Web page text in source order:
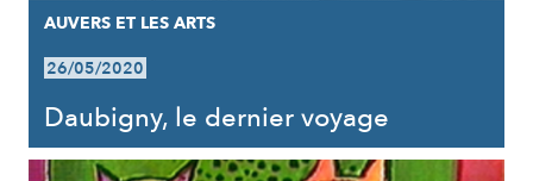
AUVERS ET LES ARTS
26/05/2020
Daubigny, le dernier voyage